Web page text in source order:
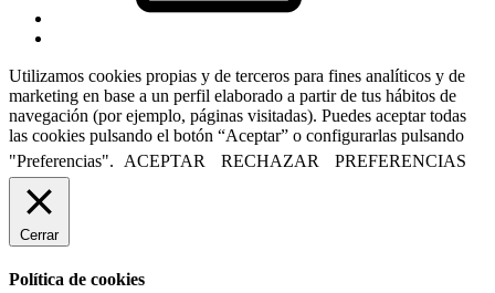
top
↑
Utilizamos cookies propias y de terceros para fines analíticos y de
marketing en base a un perfil elaborado a partir de tus hábitos de
navegación (por ejemplo, páginas visitadas). Puedes aceptar todas
las cookies pulsando el botón “Aceptar” o configurarlas pulsando
"Preferencias".
ACEPTAR RECHAZAR PREFERENCIAS
Cerrar
Política de cookies